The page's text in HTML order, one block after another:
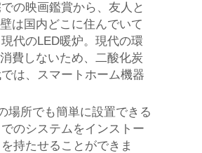
の映画鑑賞から、友人と
は国内どこに住んでいて
代のLED暖炉。現代の環
費しないため、二酸化炭
は、スマートホーム機器
場所でも簡単に設置できる
のシステムをインストー
持たせることができま